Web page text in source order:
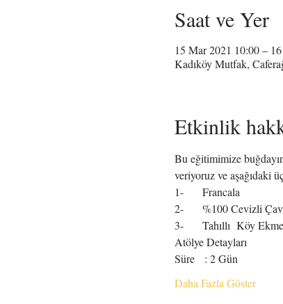
Saat ve Yer
15 Mar 2021 10:00 –
Kadıköy Mutfak,
Etkinlik
Bu eğitimimize
veriyoruz ve aşağıdaki
1-	Francala
2-	%100 Cevizli
3-	Tahıllı  Köy
Atölye Detayları
Süre   : 2 Gün
Daha Fazla Göster